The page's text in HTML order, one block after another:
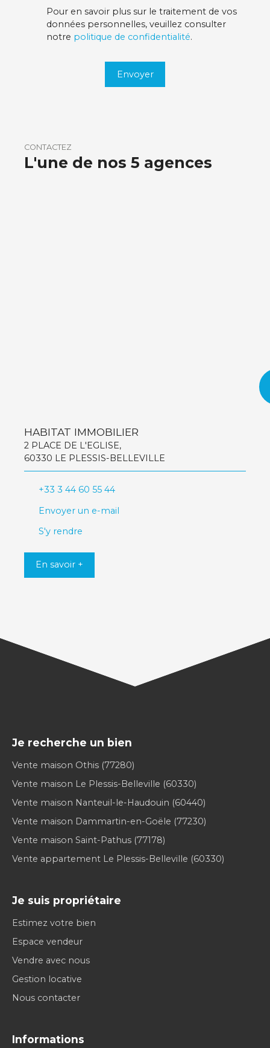
Pour en savoir plus sur le traitement de vos
données personnelles, veuillez consulter
notre politique de confidentialité.
Envoyer
CONTACTEZ
L'une de nos 5 agences
HABITAT IMMOBILIER
2 PLACE DE L'EGLISE,
60330 LE PLESSIS-BELLEVILLE
+33 3 44 60 55 44
Envoyer un e-mail
S'y rendre
En savoir +
Je recherche un bien
Vente maison Othis (77280)
Vente maison Le Plessis-Belleville (60330)
Vente maison Nanteuil-le-Haudouin (60440)
Vente maison Dammartin-en-Goële (77230)
Vente maison Saint-Pathus (77178)
Vente appartement Le Plessis-Belleville (60330)
Je suis propriétaire
Estimez votre bien
Espace vendeur
Vendre avec nous
Gestion locative
Nous contacter
Informations